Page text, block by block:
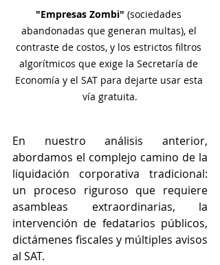
"Empresas Zombi" (sociedades
abandonadas que generan multas), el
contraste de costos, y los estrictos filtros
algorítmicos que exige la Secretaría de
Economía y el SAT para dejarte usar esta
vía gratuita.
En nuestro análisis anterior,
abordamos el complejo camino de la
liquidación corporativa tradicional:
un proceso riguroso que requiere
asambleas extraordinarias, la
intervención de fedatarios públicos,
dictámenes fiscales y múltiples avisos
al SAT.